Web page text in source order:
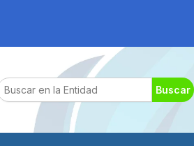
Buscar